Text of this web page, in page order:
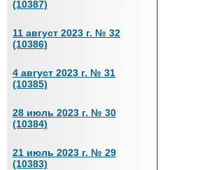
(10387)
11 август 2023 г. № 32
(10386)
4 август 2023 г. № 31
(10385)
28 июль 2023 г. № 30
(10384)
21 июль 2023 г. № 29
(10383)